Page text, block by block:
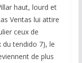
haut, lourd et
Ventas lui attire
ceux de
du tendido 7), le
de plus